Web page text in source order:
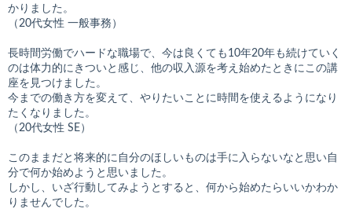
かりました。
（20代女性 一般事務）
長時間労働でハードな職場で、今は良くても10年20年も続けていく
のは体力的にきついと感じ、他の収入源を考え始めたときにこの講
座を見つけました。
今までの働き方を変えて、やりたいことに時間を使えるようになり
たくなりました。
（20代女性 SE）
このままだと将来的に自分のほしいものは手に入らないなと思い自
分で何か始めようと思いました。
しかし、いざ行動してみようとすると、何から始めたらいいかわか
りませんでした。